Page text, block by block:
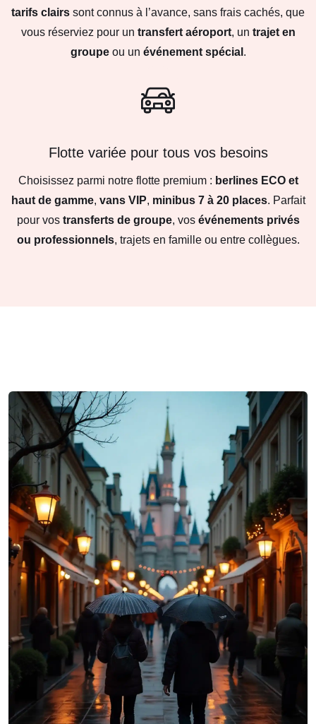
tarifs clairs sont connus à l’avance, sans frais cachés, que
vous réserviez pour un transfert aéroport, un trajet en
groupeou un événement spécial .
Flotte variée pour tous vos besoins
Choisissez parmi notre flotte premium : berlines ECO et
haut de gamme, vans VIP, minibus 7 à 20 places. Parfait
pour vos transferts de groupe, vos événements privés
ou professionnels, trajets en famille ou entre collègues.